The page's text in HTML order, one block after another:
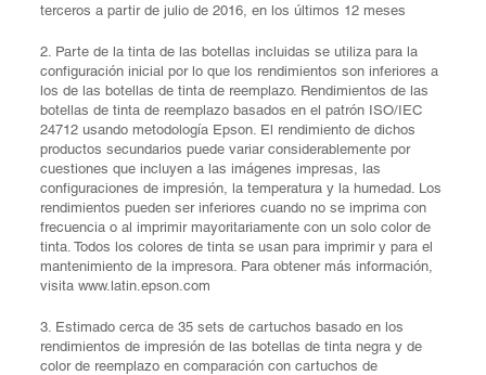
terceros a partir de julio de 2016, en los últimos 12 meses
2. Parte de la tinta de las botellas incluidas se utiliza para la
configuración inicial por lo que los rendimientos son inferiores a
los de las botellas de tinta de reemplazo. Rendimientos de las
botellas de tinta de reemplazo basados en el patrón ISO/IEC
24712 usando metodología Epson. El rendimiento de dichos
productos secundarios puede variar considerablemente por
cuestiones que incluyen a las imágenes impresas, las
configuraciones de impresión, la temperatura y la humedad. Los
rendimientos pueden ser inferiores cuando no se imprima con
frecuencia o al imprimir mayoritariamente con un solo color de
tinta. Todos los colores de tinta se usan para imprimir y para el
mantenimiento de la impresora. Para obtener más información,
visita www.latin.epson.com
3. Estimado cerca de 35 sets de cartuchos basado en los
rendimientos de impresión de las botellas de tinta negra y de
color de reemplazo en comparación con cartuchos de